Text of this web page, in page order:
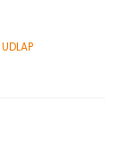
UDLAP